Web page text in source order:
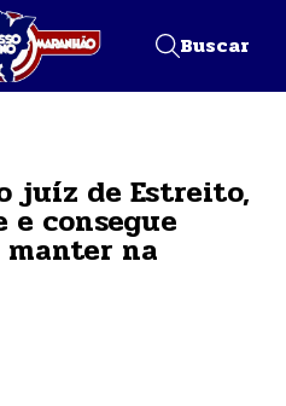
Buscar
juíz de Estreito,
e consegue
na